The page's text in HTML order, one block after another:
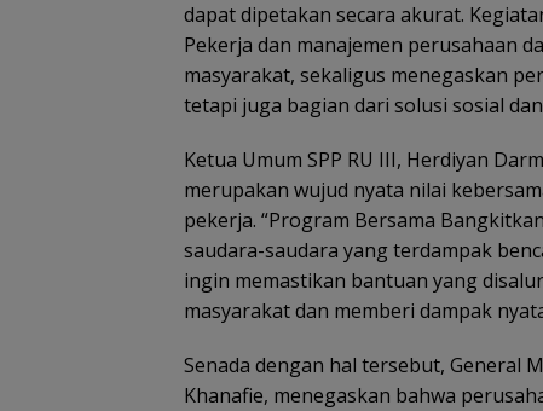
dapat dipetakan secara akurat.
Pekerja dan manajemen perusahaan
masyarakat, sekaligus menegaskan
tetapi juga bagian dari solusi sosial
Ketua Umum SPP RU III, Herdiyan
merupakan wujud nyata nilai
pekerja. “Program Bersama
saudara-saudara yang terdampak
ingin memastikan bantuan yang
masyarakat dan memberi dampak
Senada dengan hal tersebut, General
Khanafie, menegaskan bahwa